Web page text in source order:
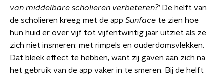
van middelbare scholieren verbeteren?' De helft van
de scholieren kreeg met de app Sunface te zien hoe
hun huid er over vijf tot vijfentwintig jaar uitziet als ze
zich niet insmeren: met rimpels en ouderdomsvlekken.
Dat bleek effect te hebben, want zij gaven aan zich na
het gebruik van de app vaker in te smeren. Bij de helft